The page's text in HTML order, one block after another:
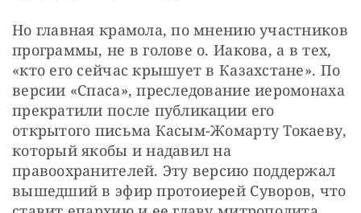
Но главная крамола, по мнению участников
программы, не в голове о. Иакова, а в тех,
«кто его сейчас крышует в Казахстане». По
версии «Спаса», преследование иеромонаха
прекратили после публикации его
открытого письма Касым-Жомарту Токаеву,
который якобы и надавил на
правоохранителей. Эту версию поддержал
вышедший в эфир протоиерей Суворов, что